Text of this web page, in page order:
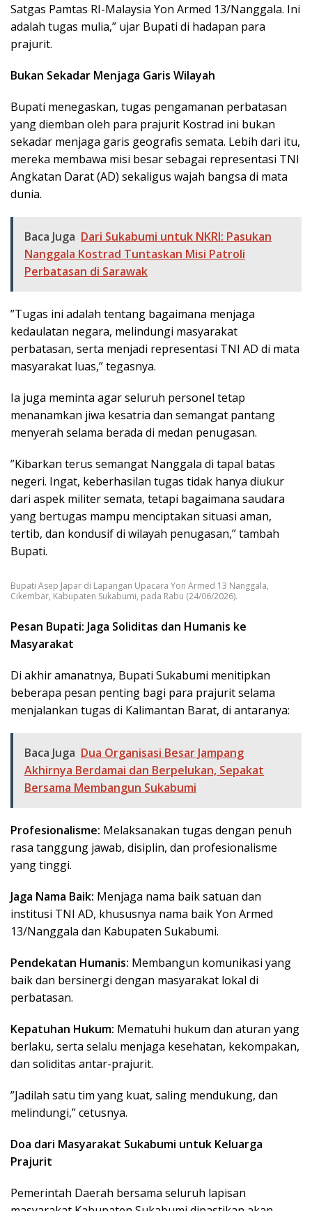
Satgas Pamtas RI-Malaysia Yon Armed 13/Nanggala. Ini
adalah tugas mulia,” ujar Bupati di hadapan para
prajurit.
Bukan Sekadar Menjaga Garis Wilayah
​Bupati menegaskan, tugas pengamanan perbatasan
yang diemban oleh para prajurit Kostrad ini bukan
sekadar menjaga garis geografis semata. Lebih dari itu,
mereka membawa misi besar sebagai representasi TNI
Angkatan Darat (AD) sekaligus wajah bangsa di mata
dunia.
Baca Juga Dari Sukabumi untuk NKRI: Pasukan
Nanggala Kostrad Tuntaskan Misi Patroli
Perbatasan di Sarawak
​”Tugas ini adalah tentang bagaimana menjaga
kedaulatan negara, melindungi masyarakat
perbatasan, serta menjadi representasi TNI AD di mata
masyarakat luas,” tegasnya.
​Ia juga meminta agar seluruh personel tetap
menanamkan jiwa kesatria dan semangat pantang
menyerah selama berada di medan penugasan.
​”Kibarkan terus semangat Nanggala di tapal batas
negeri. Ingat, keberhasilan tugas tidak hanya diukur
dari aspek militer semata, tetapi bagaimana saudara
yang bertugas mampu menciptakan situasi aman,
tertib, dan kondusif di wilayah penugasan,” tambah
Bupati.
Bupati Asep Japar di Lapangan Upacara Yon Armed 13 Nanggala,
Cikembar, Kabupaten Sukabumi, pada Rabu (24/06/2026).
Pesan Bupati: Jaga Soliditas dan Humanis ke
Masyarakat
​Di akhir amanatnya, Bupati Sukabumi menitipkan
beberapa pesan penting bagi para prajurit selama
menjalankan tugas di Kalimantan Barat, di antaranya:
Baca Juga Dua Organisasi Besar Jampang
Akhirnya Berdamai dan Berpelukan, Sepakat
Bersama Membangun Sukabumi
Profesionalisme: Melaksanakan tugas dengan penuh
rasa tanggung jawab, disiplin, dan profesionalisme
yang tinggi.
Jaga Nama Baik: Menjaga nama baik satuan dan
institusi TNI AD, khususnya nama baik Yon Armed
13/Nanggala dan Kabupaten Sukabumi.
Pendekatan Humanis: Membangun komunikasi yang
baik dan bersinergi dengan masyarakat lokal di
perbatasan.
Kepatuhan Hukum: Mematuhi hukum dan aturan yang
berlaku, serta selalu menjaga kesehatan, kekompakan,
dan soliditas antar-prajurit.
​”Jadilah satu tim yang kuat, saling mendukung, dan
melindungi,” cetusnya.
Doa dari Masyarakat Sukabumi untuk Keluarga
Prajurit
​Pemerintah Daerah bersama seluruh lapisan